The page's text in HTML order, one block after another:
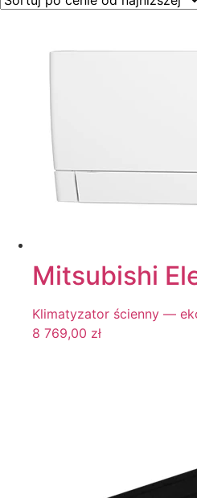
Klasa energetyczna
Mitsubishi
Klimatyzator ścienny —
8 769,00 zł